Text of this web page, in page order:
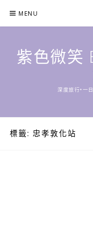
content
MENU
紫色微笑
深度旅行•一
標籤: 忠孝敦化站